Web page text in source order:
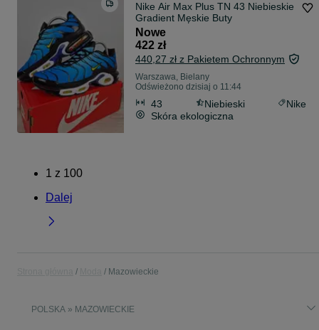
Nike Air Max Plus TN 43 Niebieskie
Gradient Męskie Buty
Nowe
422 zł
440,27 zł z Pakietem Ochronnym
Warszawa, Bielany
Odświeżono dzisiaj o 11:44
43 Niebieski
Nike
Skóra ekologiczna
1 z 100
Dalej
Mazowieckie
POLSKA » MAZOWIECKIE